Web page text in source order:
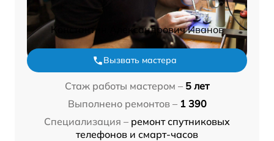
Константин Александрович Иванов
Вызвать мастера
Стаж работы мастером – 5 лет
Выполнено ремонтов – 1 390
Специализация – ремонт спутниковых
телефонов и смарт-часов